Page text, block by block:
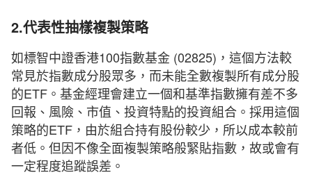
2.代表性抽樣複製策略
如標智中證香港100指數基金 (02825)，這個方法較
常見於指數成分股眾多，而未能全數複製所有成分股
的ETF。基金經理會建立一個和基準指數擁有差不多
回報、風險、市值、投資特點的投資組合。採用這個
策略的ETF，由於組合持有股份較少，所以成本較前
者低。但因不像全面複製策略般緊貼指數，故或會有
一定程度追蹤誤差。